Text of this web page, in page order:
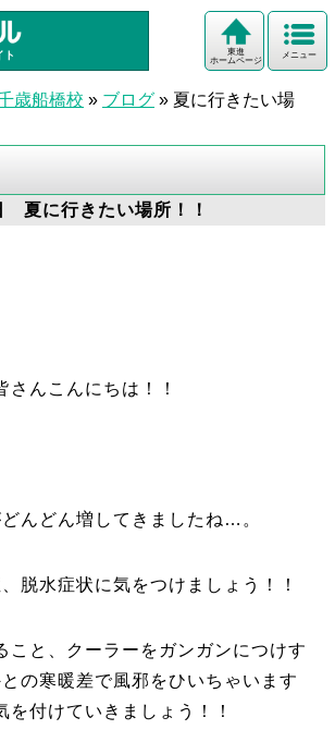
ト メニュー
東進
ホームページ
歳船橋校 » ブログ » 夏に行きたい場
夏に行きたい場所！！
さんこんにちは！！
んどん増してきましたね…。
脱水症状に気をつけましょう！！
こと、クーラーをガンガンにつけす
の寒暖差で風邪をひいちゃいます
を付けていきましょう！！